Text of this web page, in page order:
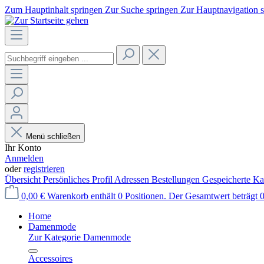
Zum Hauptinhalt springen Zur Suche springen Zur Hauptnavigation
Menü schließen
Ihr Konto
Anmelden
oderregistrieren
Übersicht Persönliches Profil Adressen Bestellungen Gespeicherte
0,00 € Warenkorb enthält 0 Positionen. Der Gesamtwert beträgt
Home
Damenmode
Zur Kategorie Damenmode
Accessoires